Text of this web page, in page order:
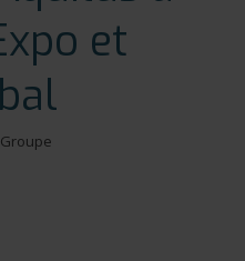
et
Groupe